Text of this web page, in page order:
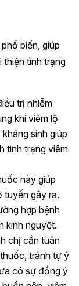
biến, giúp
thiện tình trạng
trị nhiễm
khi viêm lộ
sinh giúp
tình trạng viêm
này giúp
tuyến gây ra.
hợp bệnh
kinh nguyệt.
chị cần tuân
tránh tự ý
có sự đồng ý